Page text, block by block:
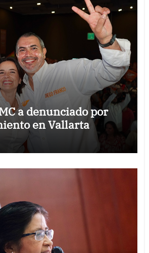
a denunciado por
en Vallarta